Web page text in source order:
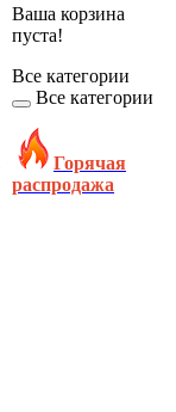
Ваша корзина
пуста!
Все категории
Все категории
Горячая
распродажа